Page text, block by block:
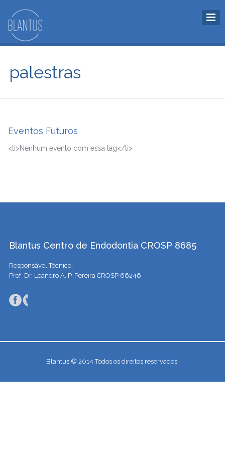
palestras
Eventos Futuros
<li>Nenhum evento com essa tag</li>
Blantus Centro de Endodontia CROSP 8685
Responsável Técnico:
Prof. Dr. Leandro A. P. Pereira CROSP 66246
Blantus © 2014 Todos os direitos reservados.